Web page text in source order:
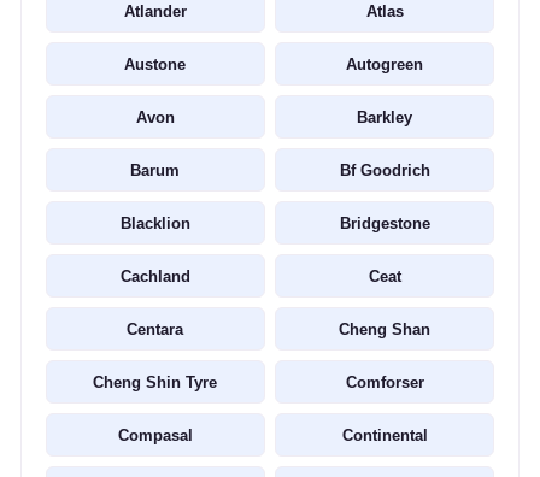
Atlander Atlas
Austone Autogreen
Avon Barkley
Barum Bf Goodrich
Blacklion Bridgestone
Cachland Ceat
Centara Cheng Shan
Cheng Shin Tyre Comforser
Compasal Continental